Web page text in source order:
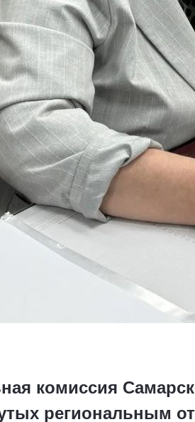
комиссия
региональным